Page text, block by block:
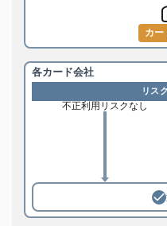
カー
各カード会社
リス
不正利用リスクなし